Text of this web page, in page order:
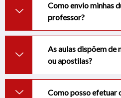
Como envio minhas
professor?
As aulas dispõem
ou apostilas?
Como posso efetuar